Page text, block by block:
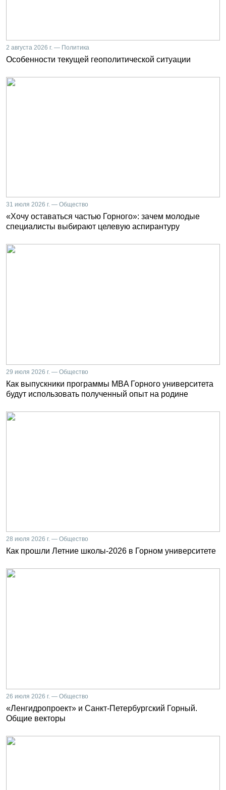
2 августа 2026 г. — Политика
Особенности текущей геополитической ситуации
31 июля 2026 г. — Общество
«Хочу оставаться частью Горного»: зачем молодые
специалисты выбирают целевую аспирантуру
29 июля 2026 г. — Общество
Как выпускники программы MBA Горного университета
будут использовать полученный опыт на родине
28 июля 2026 г. — Общество
Как прошли Летние школы-2026 в Горном университете
26 июля 2026 г. — Общество
«Ленгидропроект» и Санкт-Петербургский Горный.
Общие векторы